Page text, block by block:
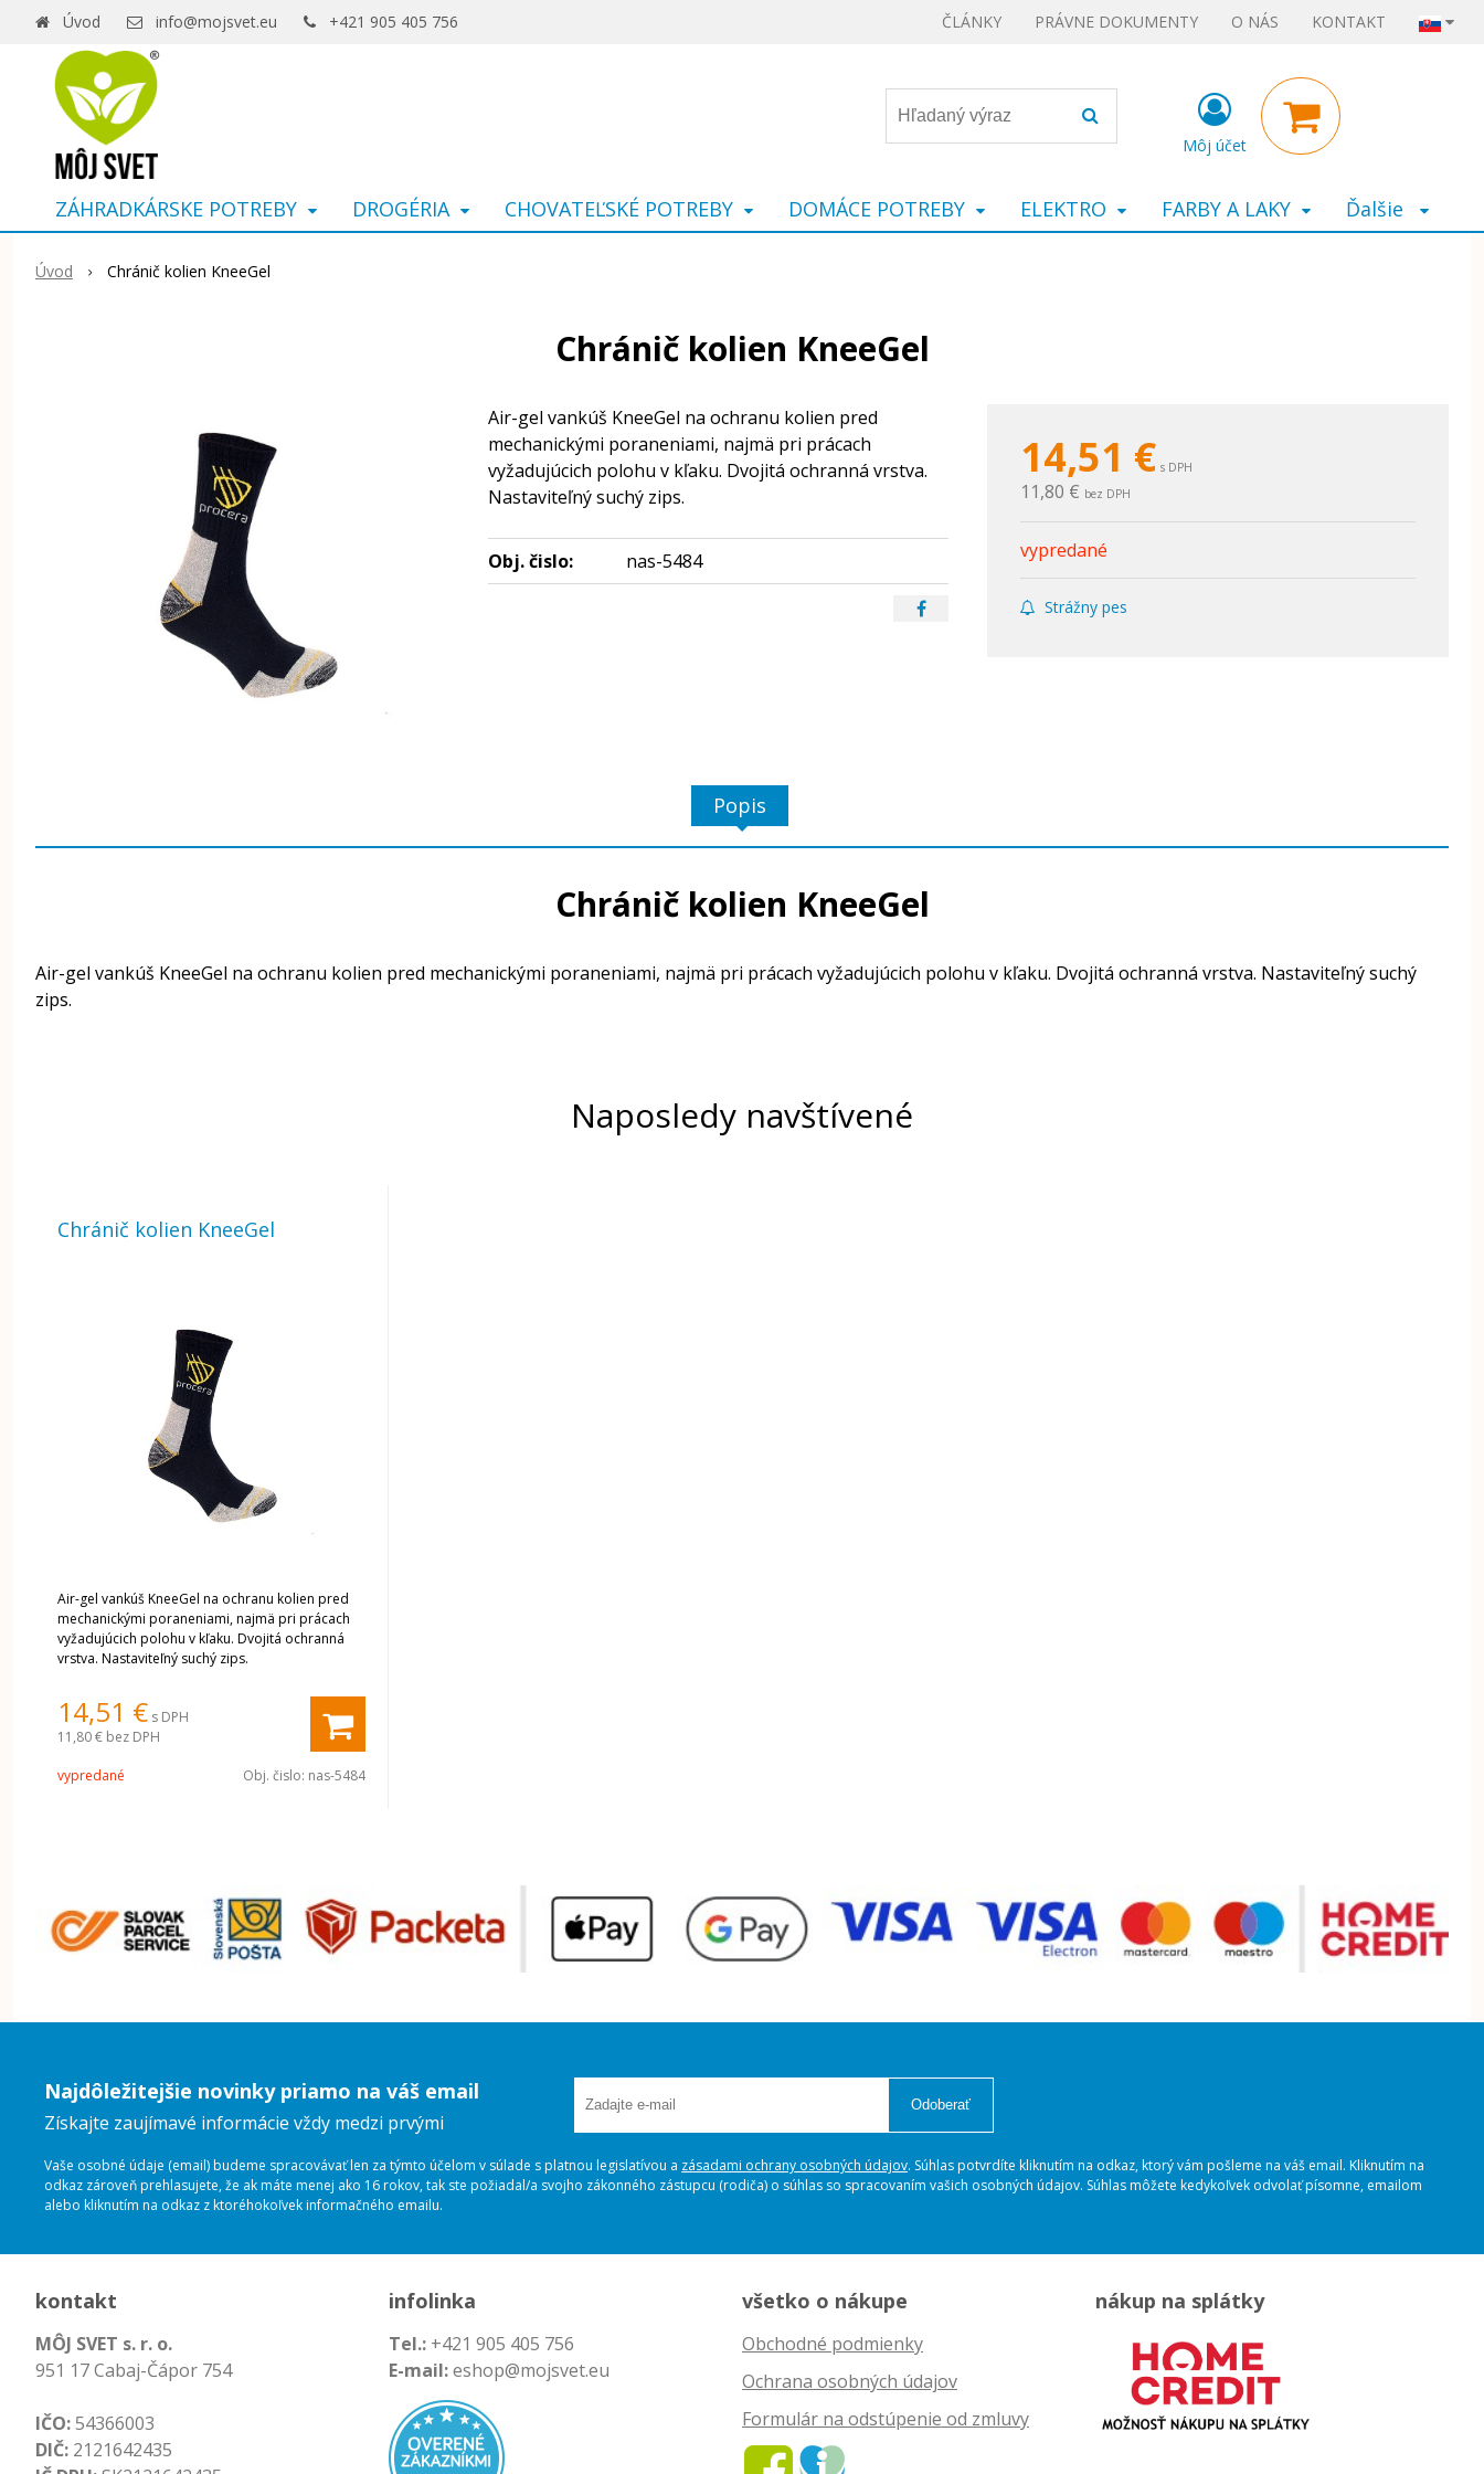
Úvod info@mojsvet.eu +421 905 405 756 ČLÁNKY PRÁVNE DOKUMENTY O NÁS KONTAKT
Môj účet
ZÁHRADKÁRSKE POTREBY DROGÉRIA CHOVATEĽSKÉ POTREBY DOMÁCE POTREBY ELEKTRO FARBY A LAKY Ďalšie
Úvod Chránič kolien KneeGel
Chránič kolien KneeGel
14,51 € s DPH
11,80 € bez DPH
vypredané
Strážny pes
Air-gel vankúš KneeGel na ochranu kolien pred
mechanickými poraneniami, najmä pri prácach
vyžadujúcich polohu v kľaku. Dvojitá ochranná vrstva.
Nastaviteľný suchý zips.
Obj. čislo: nas-5484
Popis
Chránič kolien KneeGel
Air-gel vankúš KneeGel na ochranu kolien pred mechanickými poraneniami, najmä pri prácach vyžadujúcich polohu v kľaku. Dvojitá ochranná vrstva. Nastaviteľný suchý
zips.
Naposledy navštívené
Chránič kolien KneeGel
Air-gel vankúš KneeGel na ochranu kolien pred
mechanickými poraneniami, najmä pri prácach
vyžadujúcich polohu v kľaku. Dvojitá ochranná
vrstva. Nastaviteľný suchý zips.
14,51 € s DPH
11,80 € bez DPH
vypredané Obj. čislo: nas-5484
Najdôležitejšie novinky priamo na váš email
Získajte zaujímavé informácie vždy medzi prvými
Odoberať
Vaše osobné údaje (email) budeme spracovávať len za týmto účelom v súlade s platnou legislatívou a zásadami ochrany osobných údajov. Súhlas potvrdíte kliknutím na odkaz, ktorý vám pošleme na váš email. Kliknutím na
odkaz zároveň prehlasujete, že ak máte menej ako 16 rokov, tak ste požiadal/a svojho zákonného zástupcu (rodiča) o súhlas so spracovaním vašich osobných údajov. Súhlas môžete kedykoľvek odvolať písomne, emailom
alebo kliknutím na odkaz z ktoréhokoľvek informačného emailu.
kontakt
MÔJ SVET s. r. o.
951 17 Cabaj-Čápor 754
IČO:54366003
DIČ: 2121642435
infolinka
Tel.: +421 905 405 756
E-mail:eshop@mojsvet.eu
všetko o nákupe
Obchodné podmienky
Ochrana osobných údajov
Formulár na odstúpenie od zmluvy
nákup na splátky